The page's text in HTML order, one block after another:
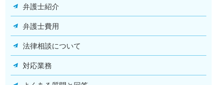
弁護士紹介
弁護士費用
法律相談について
対応業務